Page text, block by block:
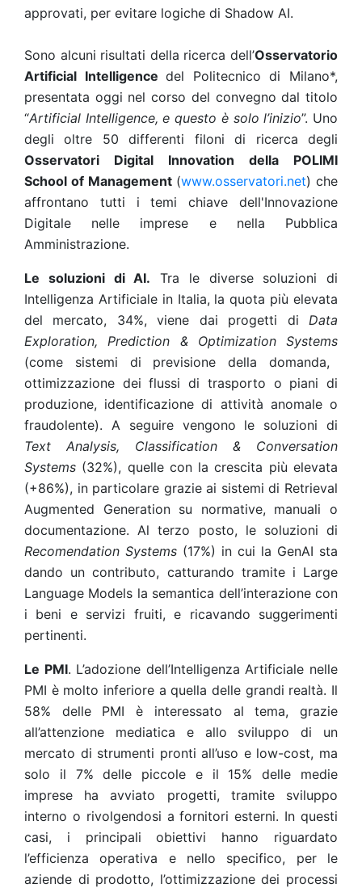
approvati, per evitare logiche di Shadow AI.
Sono alcuni risultati della ricerca dell’Osservatorio
Artificial Intelligence del Politecnico di Milano*,
presentata oggi nel corso del convegno dal titolo
“Artificial Intelligence, e questo è solo l’inizio”. Uno
degli oltre 50 differenti filoni di ricerca degli
Osservatori Digital Innovation della POLIMI
School of Management(www.osservatori.net) che
affrontano tutti i temi chiave dell'Innovazione
Digitale nelle imprese e nella Pubblica
Amministrazione.
Le soluzioni di AI. Tra le diverse soluzioni di
Intelligenza Artificiale in Italia, la quota più elevata
del mercato, 34%, viene dai progetti di Data
Exploration, Prediction & Optimization Systems
(come sistemi di previsione della domanda,
ottimizzazione dei flussi di trasporto o piani di
produzione, identificazione di attività anomale o
fraudolente). A seguire vengono le soluzioni di
Text Analysis, Classification & Conversation
Systems (32%), quelle con la crescita più elevata
(+86%), in particolare grazie ai sistemi di Retrieval
Augmented Generation su normative, manuali o
documentazione. Al terzo posto, le soluzioni di
Recomendation Systems (17%) in cui la GenAI sta
dando un contributo, catturando tramite i Large
Language Models la semantica dell’interazione con
i beni e servizi fruiti, e ricavando suggerimenti
pertinenti.
Le PMI. L’adozione dell’Intelligenza Artificiale nelle
PMI è molto inferiore a quella delle grandi realtà. Il
58% delle PMI è interessato al tema, grazie
all’attenzione mediatica e allo sviluppo di un
mercato di strumenti pronti all’uso e low-cost, ma
solo il 7% delle piccole e il 15% delle medie
imprese ha avviato progetti, tramite sviluppo
interno o rivolgendosi a fornitori esterni. In questi
casi, i principali obiettivi hanno riguardato
l’efficienza operativa e nello specifico, per le
aziende di prodotto, l’ottimizzazione dei processi